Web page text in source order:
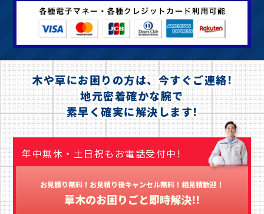
木や草にお困りの方は、今すぐご連絡!
地元密着確かな腕で
素早く確実に解決します!
年中無休・土日祝もお電話受付中!
お見積り無料！お見積り後キャンセル無料！相見積歓迎！
草木のお困りごと即時解決!!